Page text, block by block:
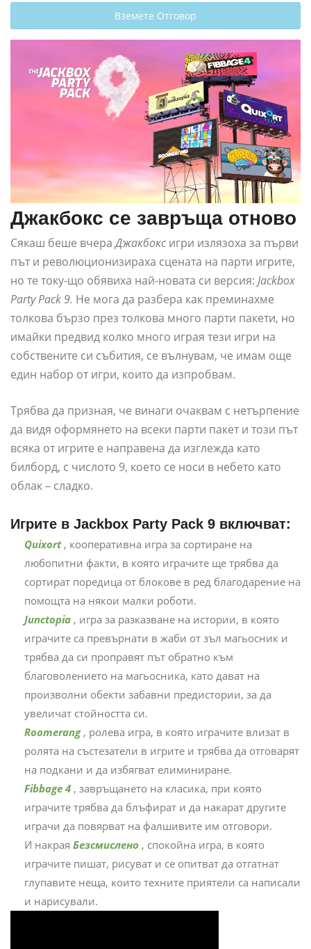
Вземете Отговор
Джакбокс се завръща отново
Сякаш беше вчераДжакбокс игри излязоха за първи
път и революционизираха сцената на парти игрите,
но те току-що обявиха най-новата си версия: Jackbox
Party Pack 9. Не мога да разбера как преминахме
толкова бързо през толкова много парти пакети, но
имайки предвид колко много играя тези игри на
собствените си събития, се вълнувам, че имам още
един набор от игри, които да изпробвам.
Трябва да призная, че винаги очаквам с нетърпение
да видя оформянето на всеки парти пакет и този път
всяка от игрите е направена да изглежда като
билборд, с числото 9, което се носи в небето като
облак – сладко.
Игрите в Jackbox Party Pack 9 включват:
Quixort , кооперативна игра за сортиране на
любопитни факти, в която играчите ще трябва да
сортират поредица от блокове в ред благодарение на
помощта на някои малки роботи.
Junctopia , игра за разказване на истории, в която
играчите са превърнати в жаби от зъл магьосник и
трябва да си проправят път обратно към
благоволението на магьосника, като дават на
произволни обекти забавни предистории, за да
увеличат стойността си.
Roomerang , ролева игра, в която играчите влизат в
ролята на състезатели в игрите и трябва да отговарят
на подкани и да избягват елиминиране.
Fibbage 4 , завръщането на класика, при която
играчите трябва да блъфират и да накарат другите
играчи да повярват на фалшивите им отговори.
И накрая Безсмислено , спокойна игра, в която
играчите пишат, рисуват и се опитват да отгатнат
глупавите неща, които техните приятели са написали
и нарисували.